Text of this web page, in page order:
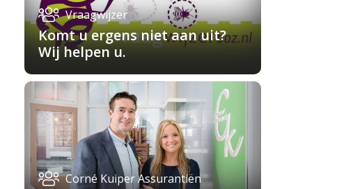
Vraagwijzer
Komt u ergens niet aan uit?
Wij helpen u.
Corné Kuiper Assurantiën